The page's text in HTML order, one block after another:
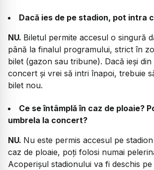
Dacă ies de pe stadion, pot intra
NU. Biletul permite accesul o singură
până la finalul programului, strict în
bilet (gazon sau tribune). Dacă ieși din
concert și vrei să intri înapoi, trebuie
bilet nou.
Ce se întâmplă în caz de ploaie?
umbrela la concert?
NU. Nu este permis accesul pe
caz de ploaie, poți folosi numai
Acoperișul stadionului va fi deschis